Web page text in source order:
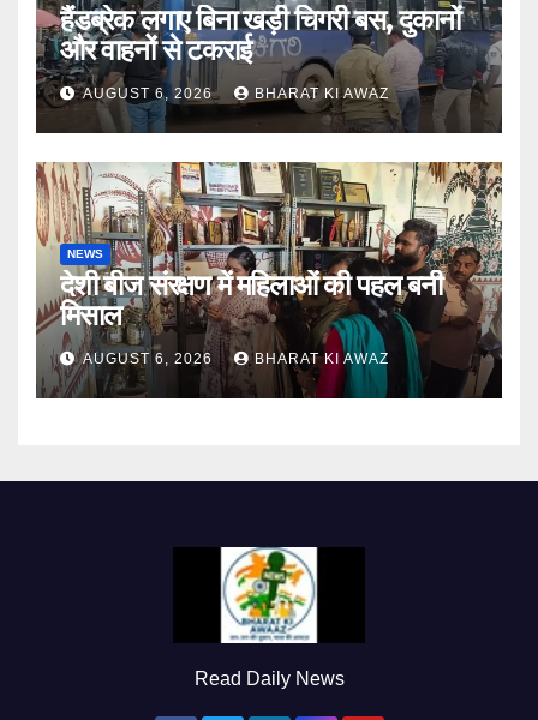
हैंडब्रेक लगाए बिना खड़ी चिगरी बस, दुकानों
और वाहनों से टकराई
AUGUST 6, 2026 BHARAT KI AWAZ
NEWS
देशी बीज संरक्षण में महिलाओं की पहल बनी
मिसाल
AUGUST 6, 2026 BHARAT KI AWAZ
Read Daily News